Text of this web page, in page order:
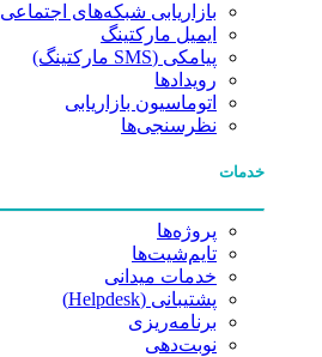
بازاریابی شبکه‌های اجتماعی
ایمیل مارکتینگ
پیامکی (SMS مارکتینگ)
رویدادها
اتوماسیون بازاریابی
نظرسنجی‌ها
خدمات
پروژه‌ها
تایم‌شیت‌ها
خدمات میدانی
پشتیبانی (Helpdesk)
برنامه‌ریزی
نوبت‌دهی